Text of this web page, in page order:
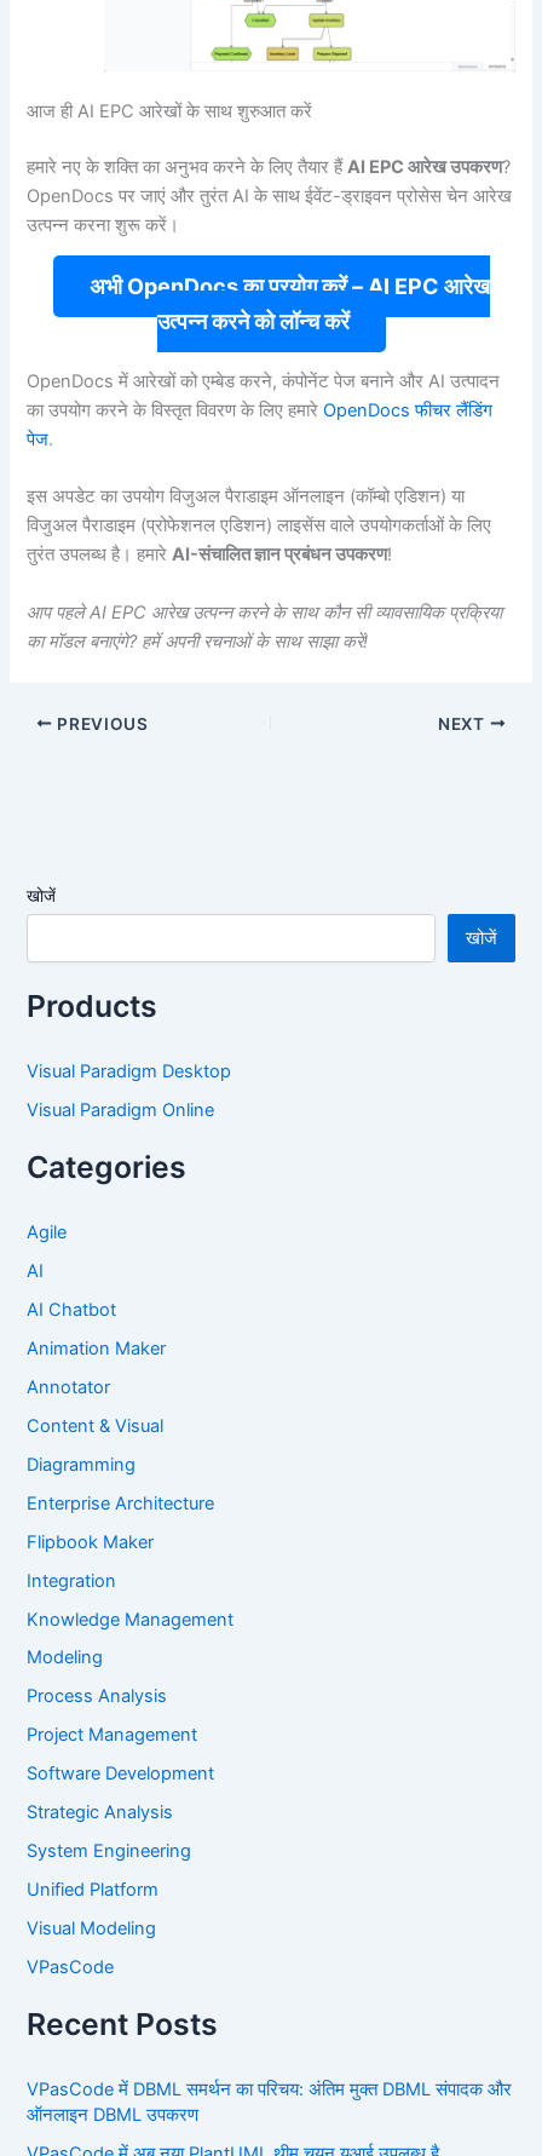
आज ही AI EPC आरेखों के साथ शुरुआत करें
हमारे नए के शक्ति का अनुभव करने के लिए तैयार हैंAI EPC आरेख उपकरण?
OpenDocs पर जाएं और तुरंत AI के साथ ईवेंट-ड्राइवन प्रोसेस चेन आरेख
उत्पन्न करना शुरू करें।
अभी OpenDocs का प्रयोग करें – AI EPC आरेख
उत्पन्न करने को लॉन्च करें
OpenDocs में आरेखों को एम्बेड करने, कंपोनेंट पेज बनाने और AI उत्पादन
का उपयोग करने के विस्तृत विवरण के लिए हमारेOpenDocs फीचर लैंडिंग
पेज.
इस अपडेट का उपयोग विजुअल पैराडाइम ऑनलाइन (कॉम्बो एडिशन) या
विजुअल पैराडाइम (प्रोफेशनल एडिशन) लाइसेंस वाले उपयोगकर्ताओं के लिए
तुरंत उपलब्ध है। हमारेAI-संचालित ज्ञान प्रबंधन उपकरण!
आप पहले AI EPC आरेख उत्पन्न करने के साथ कौन सी व्यावसायिक प्रक्रिया
का मॉडल बनाएंगे? हमें अपनी रचनाओं के साथ साझा करें!
PREVIOUS NEXT
खोजें
खोजें
Products
Visual Paradigm Desktop
Visual Paradigm Online
Categories
Agile
AI
AI Chatbot
Animation Maker
Annotator
Content & Visual
Diagramming
Enterprise Architecture
Flipbook Maker
Integration
Knowledge Management
Modeling
Process Analysis
Project Management
Software Development
Strategic Analysis
System Engineering
Unified Platform
Visual Modeling
VPasCode
Recent Posts
VPasCode में DBML समर्थन का परिचय: अंतिम मुक्त DBML संपादक और
ऑनलाइन DBML उपकरण